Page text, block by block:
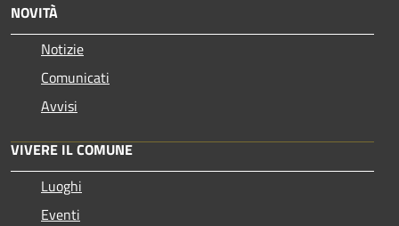
NOVITÀ
Notizie
Comunicati
Avvisi
VIVERE IL COMUNE
Luoghi
Eventi